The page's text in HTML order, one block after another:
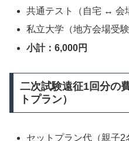
共通テスト（自宅 ↔ 会
私立大学（地方会場受
小計：6,000円
二次試験遠征1回分の
トプラン）
セットプラン代（親子2